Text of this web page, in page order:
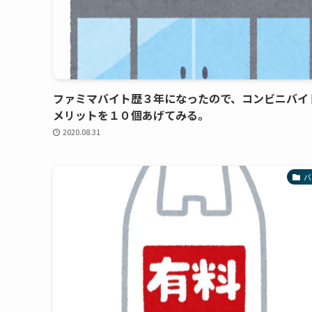
ファミマバイト歴３年になったので、コンビニバイ
メリットを１０個あげてみる。
2020.08.31